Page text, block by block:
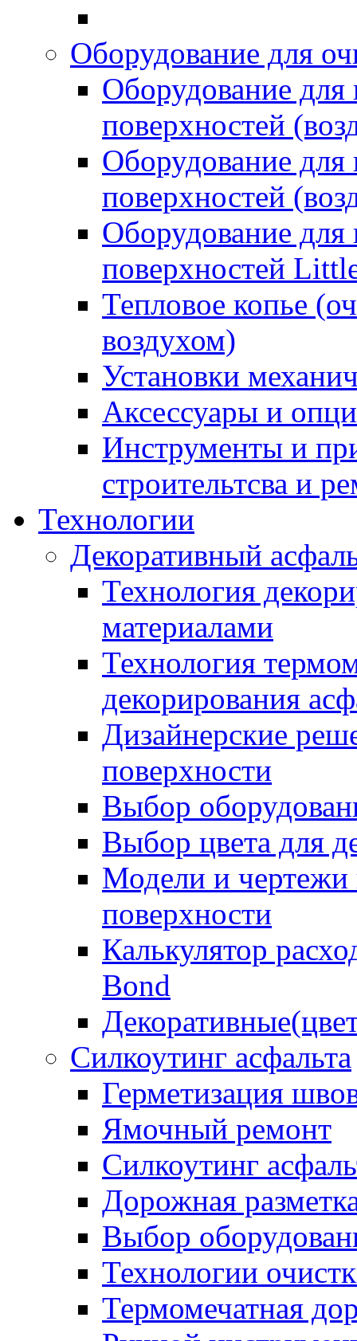
Оборудование для
Оборудование
поверхностей
Оборудование
поверхностей
Оборудование
поверхностей
Тепловое копье
воздухом)
Установки
Аксессуары и
Инструменты и
строительтсва и
Технологии
Декоративный
Технология
материалами
Технология
декорирования
Дизайнерские
поверхности
Выбор
Выбор цвета для
Модели и чертежи
поверхности
Калькулятор
Bond
Силкоутинг асфальта
Герметизация
Ямочный ремонт
Силкоутинг
Дорожная
Выбор
Технологии
Термомечатная